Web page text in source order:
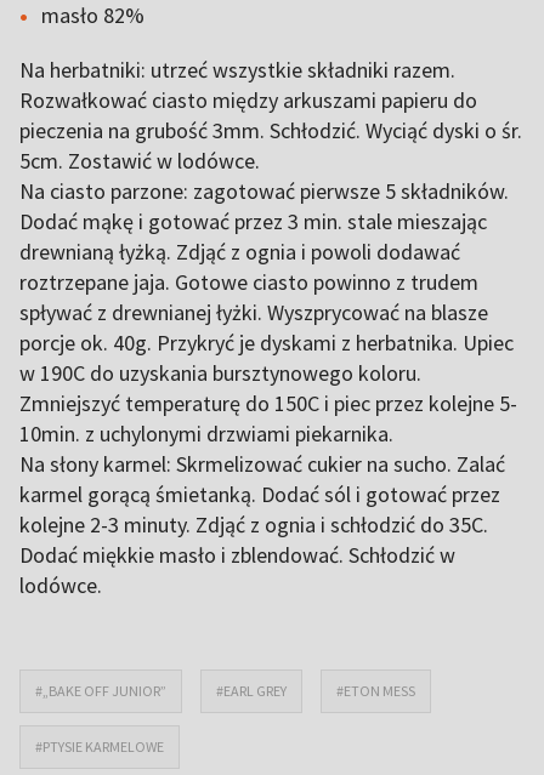
masło 82%
Na herbatniki: utrzeć wszystkie składniki razem.
Rozwałkować ciasto między arkuszami papieru do
pieczenia na grubość 3mm. Schłodzić. Wyciąć dyski o śr.
5cm. Zostawić w lodówce.
Na ciasto parzone: zagotować pierwsze 5 składników.
Dodać mąkę i gotować przez 3 min. stale mieszając
drewnianą łyżką. Zdjąć z ognia i powoli dodawać
roztrzepane jaja. Gotowe ciasto powinno z trudem
spływać z drewnianej łyżki. Wyszprycować na blasze
porcje ok. 40g. Przykryć je dyskami z herbatnika. Upiec
w 190C do uzyskania bursztynowego koloru.
Zmniejszyć temperaturę do 150C i piec przez kolejne 5-
10min. z uchylonymi drzwiami piekarnika.
Na słony karmel: Skrmelizować cukier na sucho. Zalać
karmel gorącą śmietanką. Dodać sól i gotować przez
kolejne 2-3 minuty. Zdjąć z ognia i schłodzić do 35C.
Dodać miękkie masło i zblendować. Schłodzić w
lodówce.
#„BAKE OFF JUNIOR” #EARL GREY #ETON MESS
#PTYSIE KARMELOWE